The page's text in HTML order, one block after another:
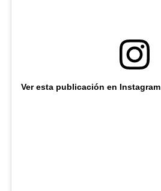
Ver esta publicación en Instagram